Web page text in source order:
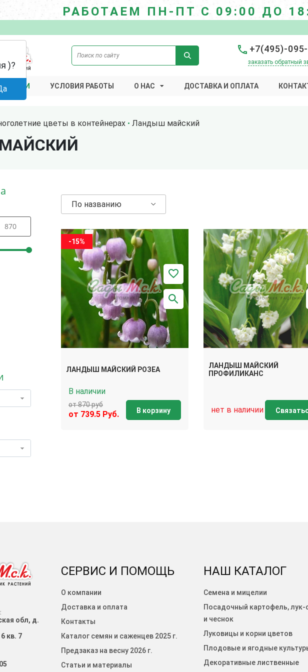
РАБОТАЕМ ПН-ПТ С 09:00 ДО
+7(495)-
заказать обратный
АКЦИИ УСЛОВИЯ РАБОТЫ О НАС ДОСТАВКА И ОПЛАТА
цветы в контейнерах Ландыш майский
По названию
-15%
ЛАНДЫШ МАЙСКИЙ РОЗЕА
В наличии
от 870 руб
от 739.5 Руб. В корзину
ЛАНДЫШ МАЙСКИЙ
ПРОФИЛИКАНС
нет в наличии
обл, д.
кв. 7
СЕРВИС И ПОМОЩЬ
О компании
Доставка и оплата
Контакты
Каталог семян и саженцев 2025 г.
Предзаказ на весну 2026 г.
Статьи и материалы
НАШ КАТАЛОГ
Семена и мицелии
Посадочный картофель, лук-
и чеснок
Луковицы и корни цветов
Плодовые и ягодные
Декоративные лиственные
)?